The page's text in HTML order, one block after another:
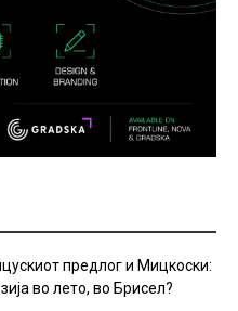
предлог и Мицкоски:
во лето, во Брисел?